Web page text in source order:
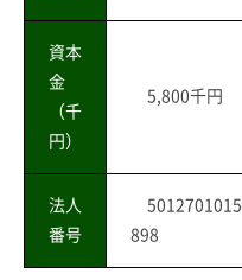
資本
金
（千
円）
5,800千円
法人
番号
5012701015
898